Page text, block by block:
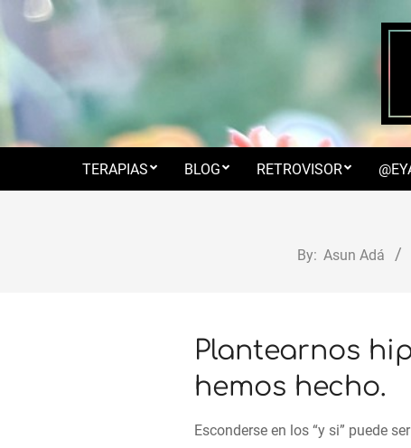
to
content
TERAPIAS BLOG RETROVISOR
By: Asun Adá
Plantearnos
hemos hecho.
Esconderse en los “y si” puede